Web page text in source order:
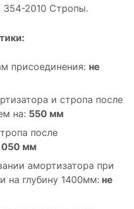
2010 Стропы.
присоединения: не
и стропа после
на: 550 мм
после
мм
амортизатора при
на глубину 1400мм: не